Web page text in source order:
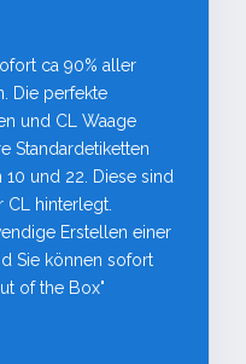
ca 90% aller
Die perfekte
und CL Waage
Standardetiketten
10 und 22. Diese sind
CL hinterlegt.
Erstellen einer
Sie können sofort
of the Box"